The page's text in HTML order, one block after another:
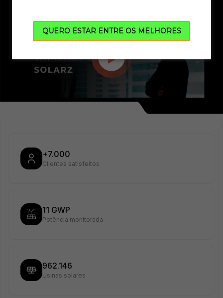
QUERO ESTAR ENTRE OS MELHORES
+7.000
Clientes satisfeitos
11 GWP
Potência monitorada
962.146
Usinas solares